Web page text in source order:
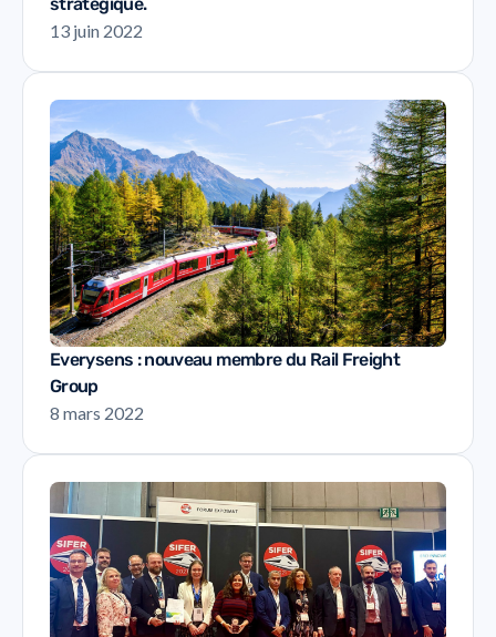
13 juin 2022
Everysens : nouveau membre du Rail Freight
Group
8 mars 2022